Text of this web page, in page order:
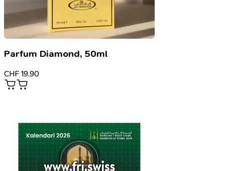
Parfum Diamond, 50ml
CHF 19.90